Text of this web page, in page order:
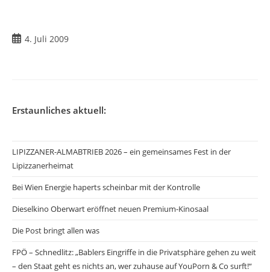
Beitrag
4. Juli 2009
Erstaunliches aktuell:
LIPIZZANER-ALMABTRIEB 2026 – ein gemeinsames Fest in der
Lipizzanerheimat
Bei Wien Energie haperts scheinbar mit der Kontrolle
Dieselkino Oberwart eröffnet neuen Premium-Kinosaal
Die Post bringt allen was
FPÖ – Schnedlitz: „Bablers Eingriffe in die Privatsphäre gehen zu weit
– den Staat geht es nichts an, wer zuhause auf YouPorn & Co surft!“